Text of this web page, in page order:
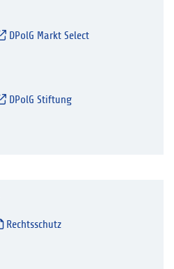
DPolG Markt Select
DPolG Stiftung
Rechtsschutz